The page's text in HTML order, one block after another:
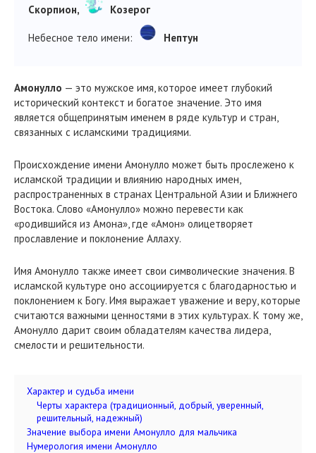
Скорпион,
Козерог
Небесное тело имени: Нептун
Амонулло — это мужское имя, которое имеет глубокий
исторический контекст и богатое значение. Это имя
является общепринятым именем в ряде культур и стран,
связанных с исламскими традициями.
Происхождение имени Амонулло может быть прослежено к
исламской традиции и влиянию народных имен,
распространенных в странах Центральной Азии и Ближнего
Востока. Слово «Амонулло» можно перевести как
«родившийся из Амона», где «Амон» олицетворяет
прославление и поклонение Аллаху.
Имя Амонулло также имеет свои символические значения. В
исламской культуре оно ассоциируется с благодарностью и
поклонением к Богу. Имя выражает уважение и веру, которые
считаются важными ценностями в этих культурах. К тому же,
Амонулло дарит своим обладателям качества лидера,
смелости и решительности.
Характер и судьба имени
Черты характера (традиционный, добрый, уверенный,
решительный, надежный)
Значение выбора имени Амонулло для мальчика
Нумерология имени Амонулло